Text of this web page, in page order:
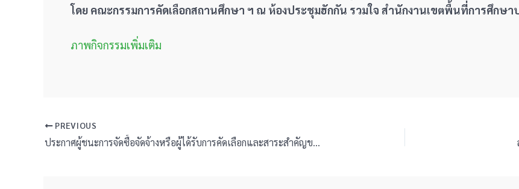
โดย คณะกรรมการคัดเลือกสถานศึกษา ฯ ณ ห้องประชุมฮักกัน รวมใจ สำนักงานเขตพื้นที่การศึกษา
ภาพกิจกรรมเพิ่มเติม
PREVIOUS
ประกาศผู้ชนะการจัดซื้อจัดจ้างหรือผู้ได้รับการคัดเลือกและสาระสำคัญของสัญญาหรือข้อตกลงเป็นหนังสือประจำไตรมาสที่ 3 (เดือนเมษายน พ.ศ. 2569 ถึง มิถุนายน พ.ศ. 2569)